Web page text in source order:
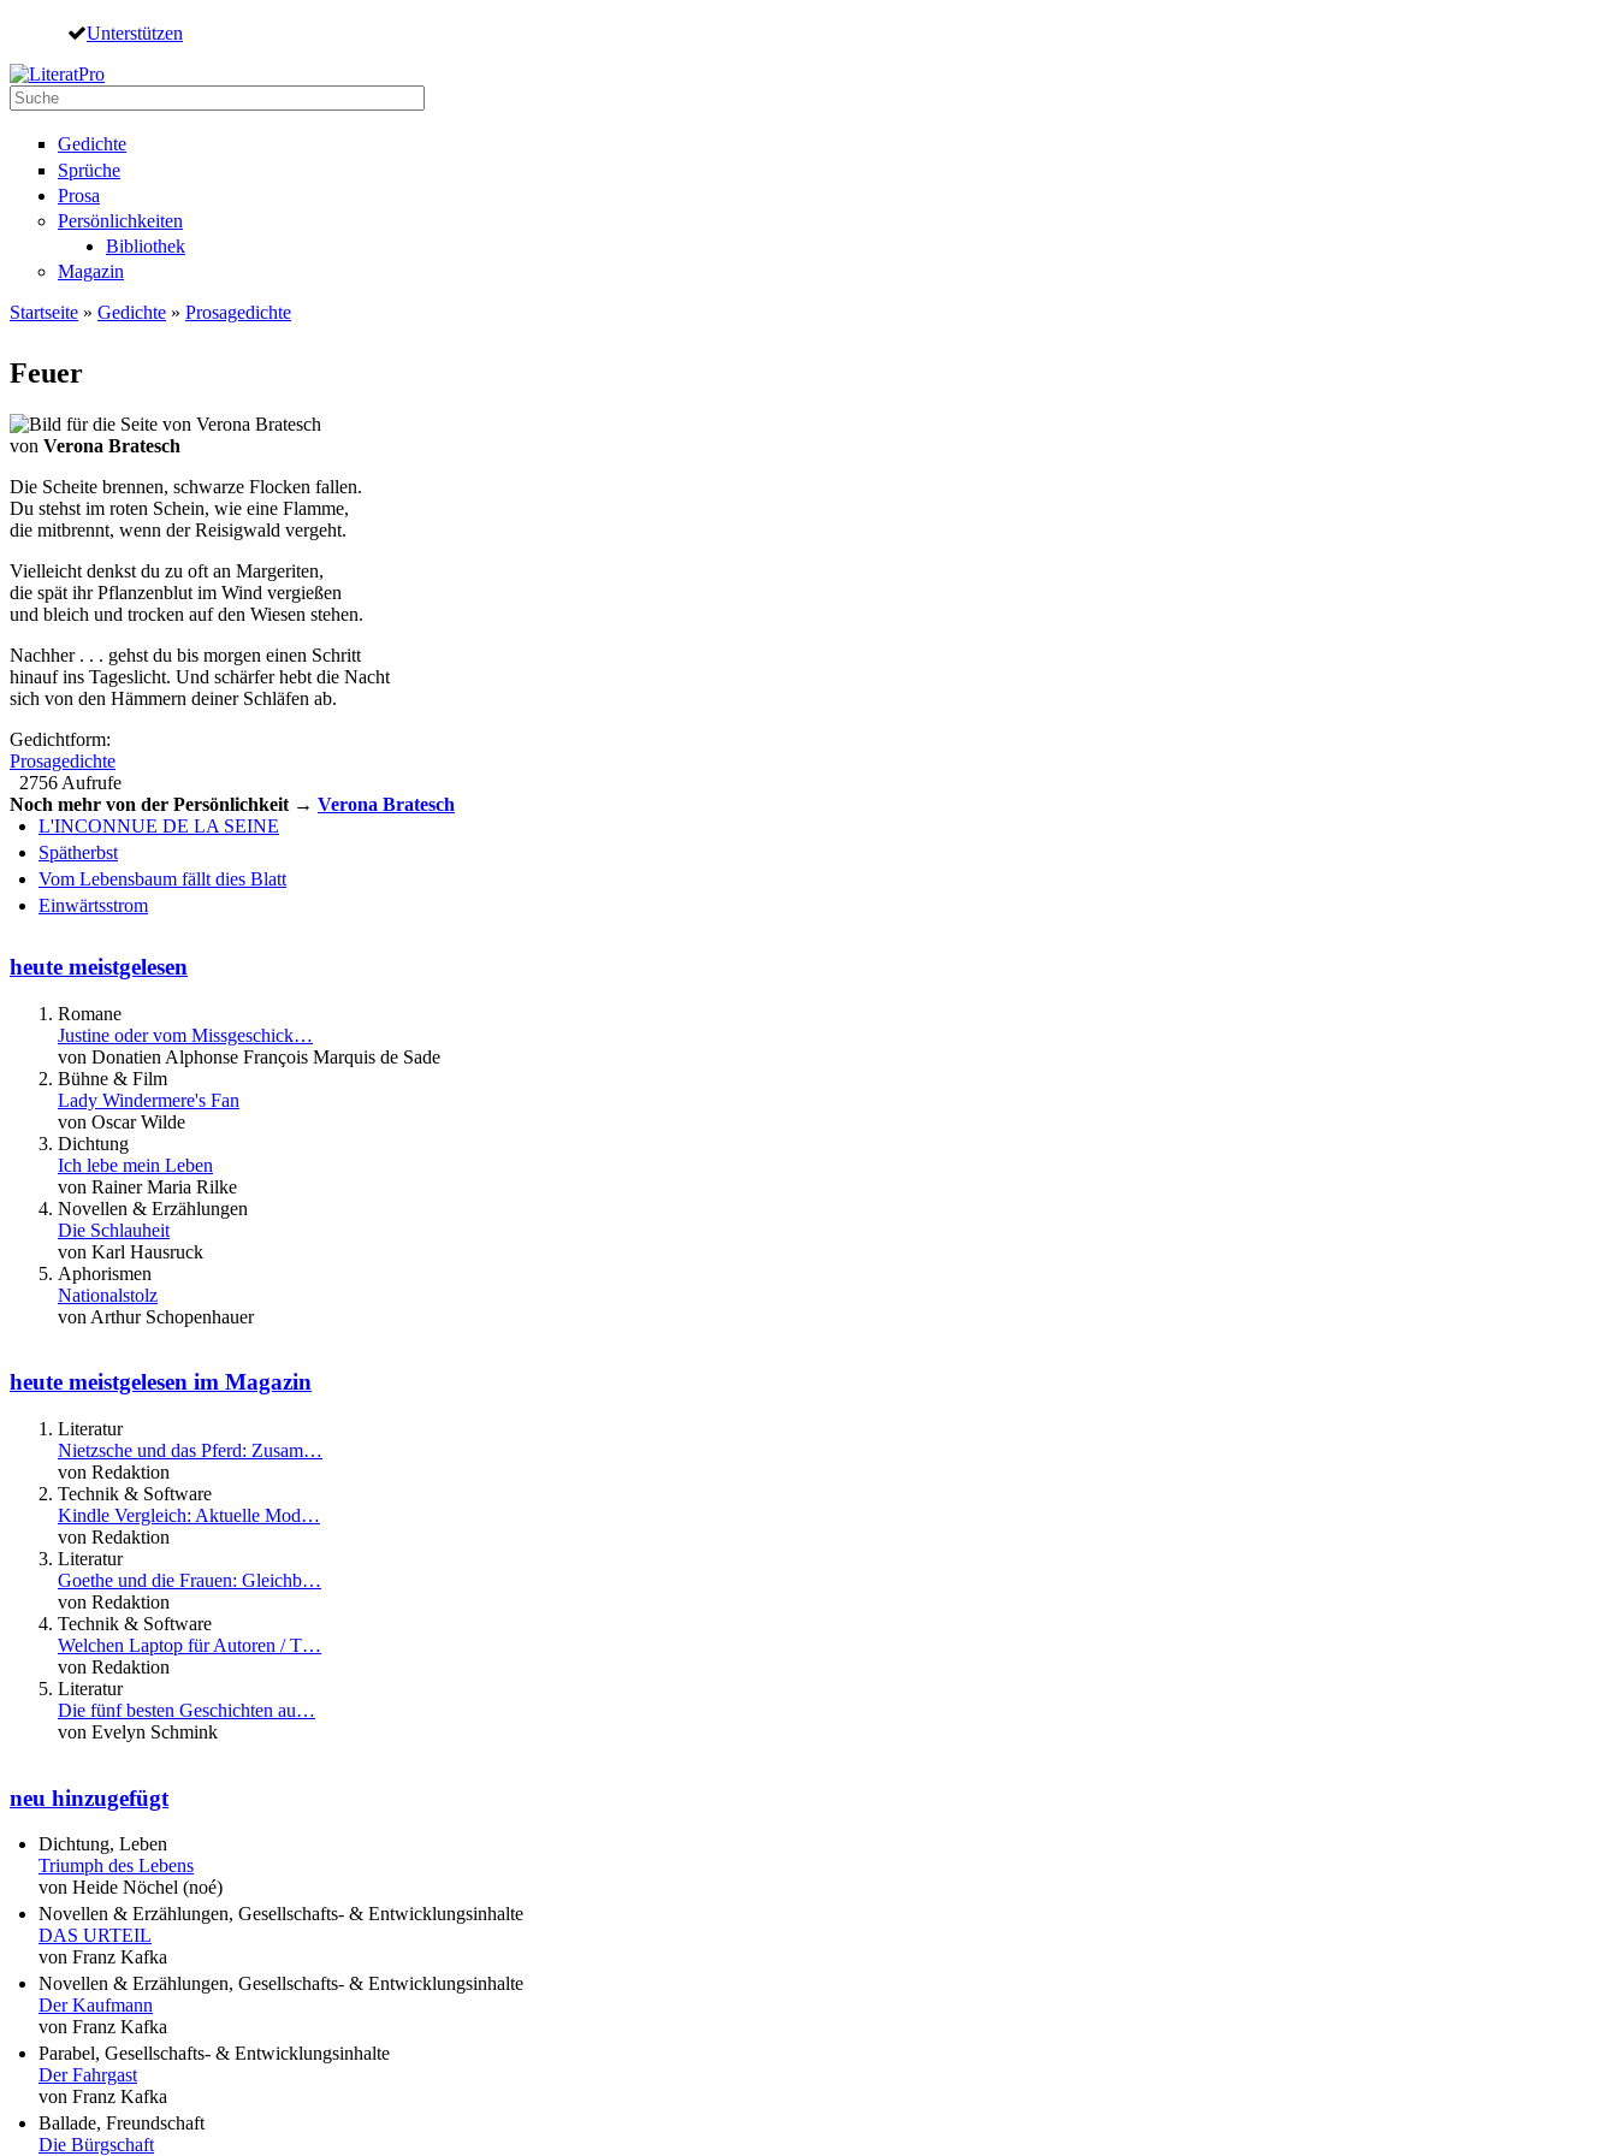
Direkt zum Inhalt
Unterstützen
Suche
Gedichte
Sprüche
Prosa
Persönlichkeiten
Bibliothek
Magazin
Startseite » Gedichte » Prosagedichte
Feuer
von Verona Bratesch
Die Scheite brennen, schwarze Flocken fallen.
Du stehst im roten Schein, wie eine Flamme,
die mitbrennt, wenn der Reisigwald vergeht.
Vielleicht denkst du zu oft an Margeriten,
die spät ihr Pflanzenblut im Wind vergießen
und bleich und trocken auf den Wiesen stehen.
Nachher . . . gehst du bis morgen einen Schritt
hinauf ins Tageslicht. Und schärfer hebt die Nacht
sich von den Hämmern deiner Schläfen ab.
Gedichtform:
Prosagedichte
2756 Aufrufe
Noch mehr von der Persönlichkeit → Verona Bratesch
L'INCONNUE DE LA SEINE
Spätherbst
Vom Lebensbaum fällt dies Blatt
Einwärtsstrom
heute meistgelesen
Romane
Justine oder vom Missgeschick…
von Donatien Alphonse François Marquis de Sade
Bühne & Film
Lady Windermere's Fan
von Oscar Wilde
Dichtung
Ich lebe mein Leben
von Rainer Maria Rilke
Novellen & Erzählungen
Die Schlauheit
von Karl Hausruck
Aphorismen
Nationalstolz
von Arthur Schopenhauer
heute meistgelesen im Magazin
Literatur
Nietzsche und das Pferd: Zusam…
von Redaktion
Technik & Software
Kindle Vergleich: Aktuelle Mod…
von Redaktion
Literatur
Goethe und die Frauen: Gleichb…
von Redaktion
Technik & Software
Welchen Laptop für Autoren / T…
von Redaktion
Literatur
Die fünf besten Geschichten au…
von Evelyn Schmink
neu hinzugefügt
Dichtung, Leben
Triumph des Lebens
von Heide Nöchel (noé)
Novellen & Erzählungen, Gesellschafts- & Entwicklungsinhalte
DAS URTEIL
von Franz Kafka
Novellen & Erzählungen, Gesellschafts- & Entwicklungsinhalte
Der Kaufmann
von Franz Kafka
Parabel, Gesellschafts- & Entwicklungsinhalte
Der Fahrgast
von Franz Kafka
Ballade, Freundschaft
Die Bürgschaft